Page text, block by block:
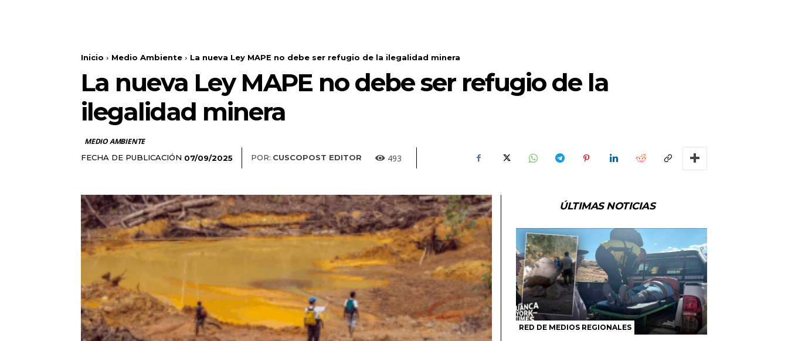
Inicio Medio Ambiente La nueva Ley MAPE no debe ser refugio de la ilegalidad minera
La nueva Ley MAPE no debe ser refugio de la
ilegalidad minera
MEDIO AMBIENTE
FECHA DE PUBLICACIÓN 07/09/2025 POR: CUSCOPOST EDITOR 493
ÚLTIMAS NOTICIAS
RED DE MEDIOS REGIONALES